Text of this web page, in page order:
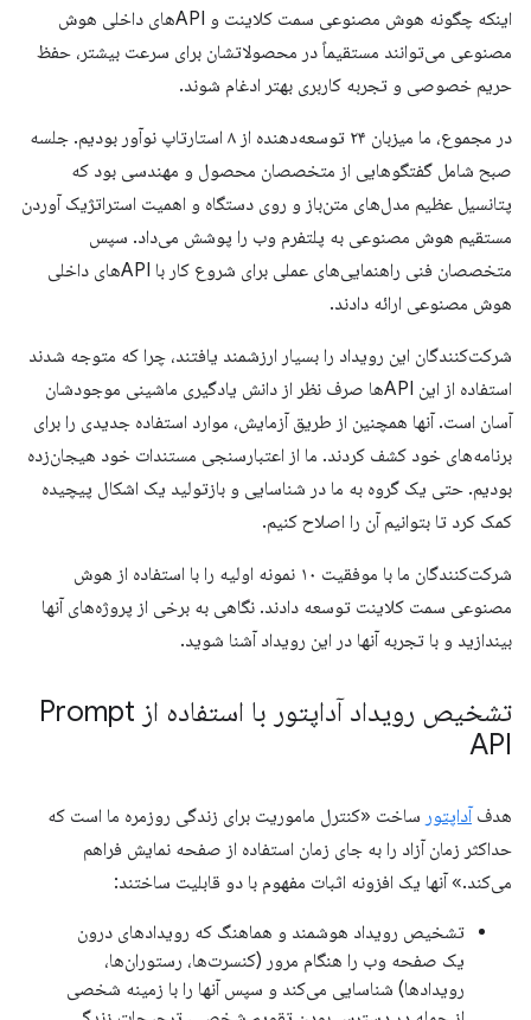
اینکه چگونه هوش مصنوعی سمت کلاینت و APIهای داخلی هوش
مصنوعی می‌توانند مستقیماً در محصولاتشان برای سرعت بیشتر، حفظ
حریم خصوصی و تجربه کاربری بهتر ادغام شوند.
در مجموع، ما میزبان ۲۴ توسعه‌دهنده از ۸ استارتاپ نوآور بودیم. جلسه
صبح شامل گفتگوهایی از متخصصان محصول و مهندسی بود که
پتانسیل عظیم مدل‌های متن‌باز و روی دستگاه و اهمیت استراتژیک آوردن
مستقیم هوش مصنوعی به پلتفرم وب را پوشش می‌داد. سپس
متخصصان فنی راهنمایی‌های عملی برای شروع کار با APIهای داخلی
هوش مصنوعی ارائه دادند.
شرکت‌کنندگان این رویداد را بسیار ارزشمند یافتند، چرا که متوجه شدند
استفاده از این APIها صرف نظر از دانش یادگیری ماشینی موجودشان
آسان است. آنها همچنین از طریق آزمایش، موارد استفاده جدیدی را برای
برنامه‌های خود کشف کردند. ما از اعتبارسنجی مستندات خود هیجان‌زده
بودیم. حتی یک گروه به ما در شناسایی و بازتولید یک اشکال پیچیده
کمک کرد تا بتوانیم آن را اصلاح کنیم.
شرکت‌کنندگان ما با موفقیت ۱۰ نمونه اولیه را با استفاده از هوش
مصنوعی سمت کلاینت توسعه دادند. نگاهی به برخی از پروژه‌های آنها
بیندازید و با تجربه آنها در این رویداد آشنا شوید.
تشخیص رویداد آداپتور با استفاده از Prompt
API
هدف آداپتور ساخت «کنترل ماموریت برای زندگی روزمره ما است که
حداکثر زمان آزاد را به جای زمان استفاده از صفحه نمایش فراهم
می‌کند.» آنها یک افزونه اثبات مفهوم با دو قابلیت ساختند:
تشخیص رویداد هوشمند و هماهنگ که رویدادهای درون
یک صفحه وب را هنگام مرور (کنسرت‌ها، رستوران‌ها،
رویدادها) شناسایی می‌کند و سپس آنها را با زمینه شخصی